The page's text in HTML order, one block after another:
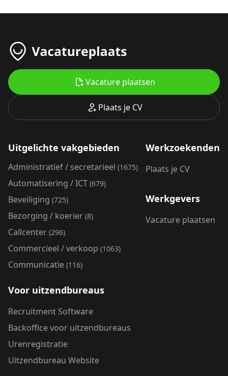
Plaats je CV
Vacature plaatsen
Uitgelichte vakgebieden
Administratief / secretarieel (1675)
Automatisering / ICT (679)
Beveiliging (725)
Bezorging / koerier (8)
Callcenter (296)
Commercieel / verkoop (1063)
Communicatie (116)
Werkzoekenden
Plaats je CV
Werkgevers
Vacature plaatsen
Voor uitzendbureaus
Recruitment Software
Backoffice voor uitzendbureaus
Urenregistratie
Uitzendbureau Website